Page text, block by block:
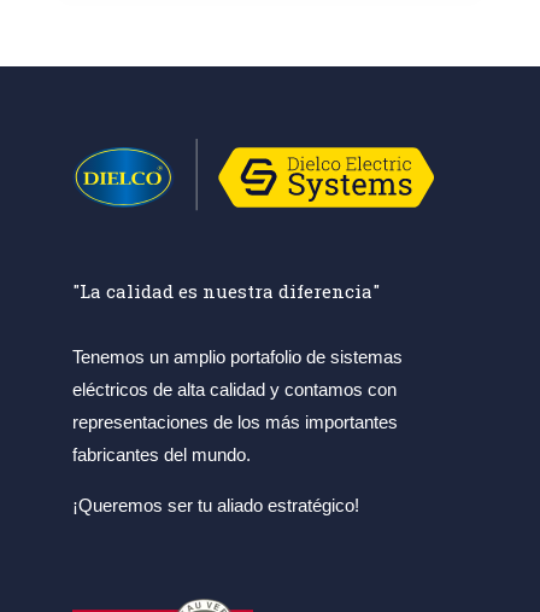
"La calidad es nuestra diferencia"
Tenemos un amplio portafolio de sistemas
eléctricos de alta calidad y contamos con
representaciones de los más importantes
fabricantes del mundo.
¡Queremos ser tu aliado estratégico!